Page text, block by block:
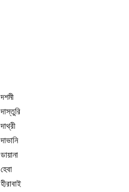
দশমী
দাস্তুরি
দাথ্রী
দাভানি
ডায়ানা
হেবা
হীরাবাই